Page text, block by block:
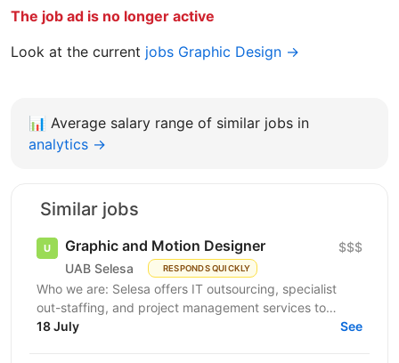
The job ad is no longer active
Look at the current jobs Graphic Design →
📊 Average salary range of similar jobs in
analytics →
Similar jobs
Graphic and Motion Designer
UAB Selesa RESPONDS QUICKLY
$$$
Who we are: Selesa offers IT outsourcing, specialist
out-staffing, and project management services to
enhance business operations. We focus on providing...
18 July See